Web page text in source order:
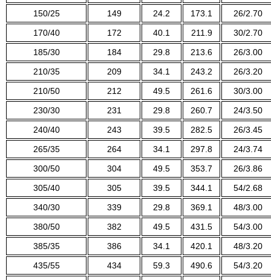
150/25
149 24.2 173.1
26/2.70
170/40
172 40.1 211.9
30/2.70
185/30
184 29.8 213.6
26/3.00
210/35
209 34.1 243.2
26/3.20
210/50
212 49.5 261.6
30/3.00
230/30
231 29.8 260.7
24/3.50
240/40
243 39.5 282.5
26/3.45
265/35
264 34.1 297.8
24/3.74
300/50
304 49.5 353.7
26/3.86
305/40
305 39.5 344.1
54/2.68
340/30
339 29.8 369.1
48/3.00
380/50
382 49.5 431.5
54/3.00
385/35
386 34.1 420.1
48/3.20
435/55
434 59.3 490.6 54/3.20